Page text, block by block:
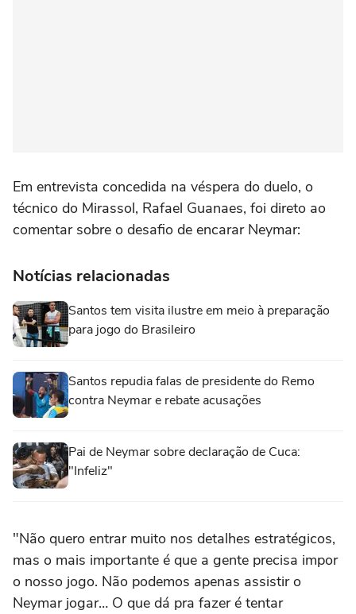
Em entrevista concedida na véspera do duelo, o
técnico do Mirassol, Rafael Guanaes, foi direto ao
comentar sobre o desafio de encarar Neymar:
Notícias relacionadas
Santos tem visita ilustre em meio à preparação
para jogo do Brasileiro
Santos repudia falas de presidente do Remo
contra Neymar e rebate acusações
Pai de Neymar sobre declaração de Cuca:
"Infeliz"
"Não quero entrar muito nos detalhes estratégicos,
mas o mais importante é que a gente precisa impor
o nosso jogo. Não podemos apenas assistir o
Neymar jogar… O que dá pra fazer é tentar